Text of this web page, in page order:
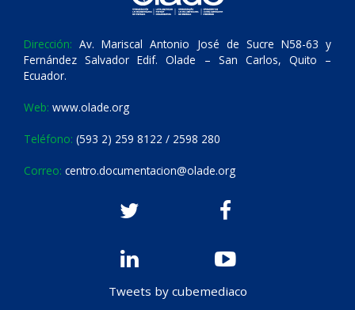
Dirección: Av. Mariscal Antonio José de Sucre N58-63 y
Fernández Salvador Edif. Olade – San Carlos, Quito –
Ecuador.
Web: www.olade.org
Teléfono: (593 2) 259 8122 / 2598 280
Correo: centro.documentacion@olade.org
Tweets by cubemediaco